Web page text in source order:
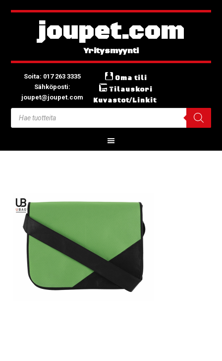
joupet.com
Soita: 017 263 3335
Sähköposti:
joupet@joupet.com
Oma tili
Tilauskori
Kuvastot/Linkit